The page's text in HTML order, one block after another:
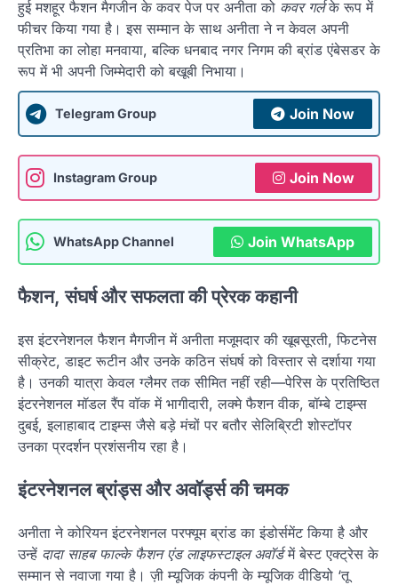
हुई मशहूर फैशन मैगजीन के कवर पेज पर अनीता को कवर गर्लके रूप में
फीचर किया गया है। इस सम्मान के साथ अनीता ने न केवल अपनी
प्रतिभा का लोहा मनवाया, बल्कि धनबाद नगर निगम की ब्रांड एंबेसडर के
रूप में भी अपनी जिम्मेदारी को बखूबी निभाया।
Telegram Group Join Now
Instagram Group Join Now
WhatsApp Channel Join WhatsApp
फैशन, संघर्ष और सफलता की प्रेरक कहानी
इस इंटरनेशनल फैशन मैगजीन में अनीता मजूमदार की खूबसूरती, फिटनेस
सीक्रेट, डाइट रूटीन और उनके कठिन संघर्ष को विस्तार से दर्शाया गया
है। उनकी यात्रा केवल ग्लैमर तक सीमित नहीं रही—पेरिस के प्रतिष्ठित
इंटरनेशनल मॉडल रैंप वॉक में भागीदारी, लक्मे फैशन वीक, बॉम्बे टाइम्स
दुबई, इलाहाबाद टाइम्स जैसे बड़े मंचों पर बतौर सेलिब्रिटी शोस्टॉपर
उनका प्रदर्शन प्रशंसनीय रहा है।
इंटरनेशनल ब्रांड्स और अवॉर्ड्स की चमक
अनीता ने कोरियन इंटरनेशनल परफ्यूम ब्रांड का इंडोर्समेंट किया है और
उन्हें दादा साहब फाल्के फैशन एंड लाइफस्टाइल अवॉर्डमें बेस्ट एक्ट्रेस के
सम्मान से नवाजा गया है। ज़ी म्यूजिक कंपनी के म्यूजिक वीडियो ‘तू